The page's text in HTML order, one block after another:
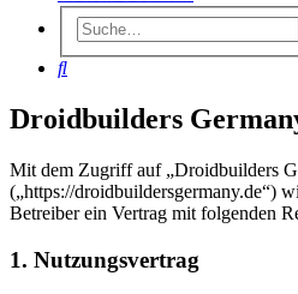
Suche
Droidbuilders
Mit dem Zugriff auf „Droidbuilders
(„https://droidbuildersgermany.de“)
Betreiber ein Vertrag mit folgenden
1. Nutzungsvertrag